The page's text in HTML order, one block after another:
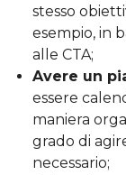
stesso
esempio, in
alle CTA;
Avere un
essere
maniera
grado di
necessario;